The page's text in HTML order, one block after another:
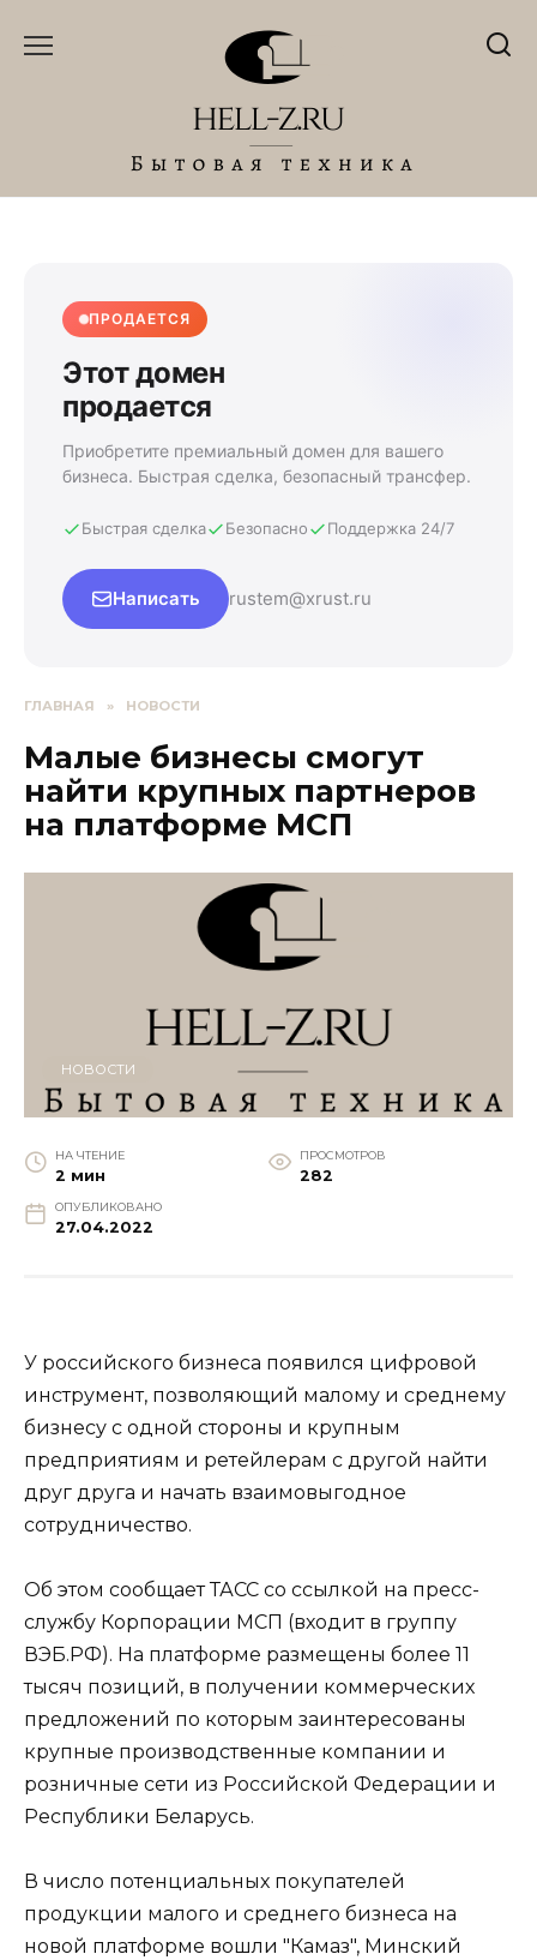
ПРОДАЕТСЯ
Этот домен
продается
Приобретите премиальный домен для вашего
бизнеса. Быстрая сделка, безопасный трансфер.
Быстрая сделка Безопасно Поддержка 24/7
Написать rustem@xrust.ru
ГЛАВНАЯ » НОВОСТИ
Малые бизнесы смогут
найти крупных партнеров
на платформе МСП
НОВОСТИ
НА ЧТЕНИЕ
2 мин
ПРОСМОТРОВ
282
ОПУБЛИКОВАНО
27.04.2022
У российского бизнеса появился цифровой
инструмент, позволяющий малому и среднему
бизнесу с одной стороны и крупным
предприятиям и ретейлерам с другой найти
друг друга и начать взаимовыгодное
сотрудничество.
Об этом сообщает ТАСС со ссылкой на пресс-
службу Корпорации МСП (входит в группу
ВЭБ.РФ). На платформе размещены более 11
тысяч позиций, в получении коммерческих
предложений по которым заинтересованы
крупные производственные компании и
розничные сети из Российской Федерации и
Республики Беларусь.
В число потенциальных покупателей
продукции малого и среднего бизнеса на
новой платформе вошли "Камаз", Минский